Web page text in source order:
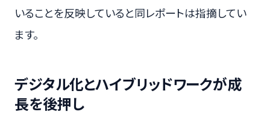
いることを反映していると同レポートは指摘してい
ます。
デジタル化とハイブリッドワークが成
長を後押し